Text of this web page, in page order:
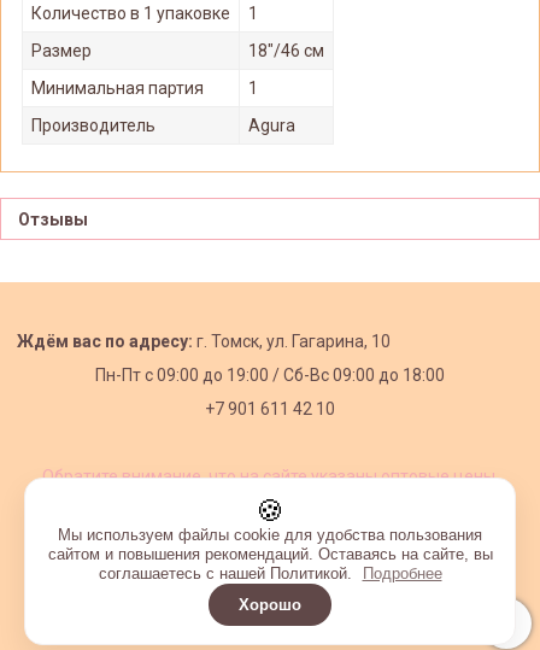
Количество в 1 упаковке
1
Размер
18"/46 см
Минимальная партия
1
Производитель
Agura
Отзывы
Ждём вас по адресу: г. Томск, ул. Гагарина, 10
Пн-Пт с09:00 до 19:00 /Сб-Вс 09:00 до 18:00
+7 901 611 42 10
Обратите внимание, что на сайте указаны оптовые цены,
Интернет-магазин создан на InSales
🍪
Мы используем файлы cookie для удобства пользования
сайтом и повышения рекомендаций. Оставаясь на сайте, вы
соглашаетесь с нашей Политикой.
Подробнее
Хорошо